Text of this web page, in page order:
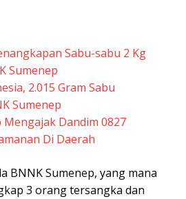
Sabu-sabu 2 Kg
Sumenep
2.015 Gram Sabu
Sumenep
Dandim 0827
Di Daerah
BNNK Sumenep, yang mana
3 orang tersangka dan